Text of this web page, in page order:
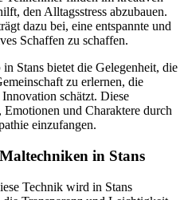
den Alltagsstress abzubauen.
dazu bei, eine entspannte und
Schaffen zu schaffen.
in Stans bietet die Gelegenheit, die
zu erlernen, die
schätzt. Diese
und Charaktere durch
einzufangen.
in Stans
Technik wird in Stans